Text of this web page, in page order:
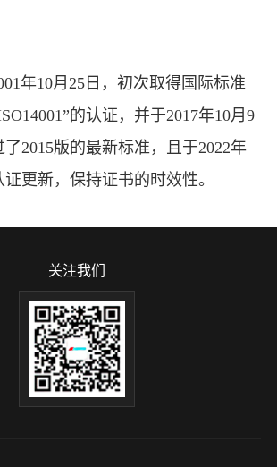
年10月25日，初次取得国际标准
的认证，并于2017年10月9
了2015版的最新标准，且于2022年
更新，保持证书的时效性。
关注我们